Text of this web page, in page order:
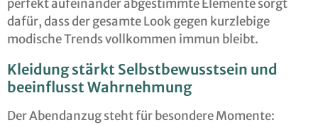
perfekt aufeinander abgestimmte Elemente sorgt
dafür, dass der gesamte Look gegen kurzlebige
modische Trends vollkommen immun bleibt.
Kleidung stärkt Selbstbewusstsein und
beeinflusst Wahrnehmung
Der Abendanzug steht für besondere Momente: